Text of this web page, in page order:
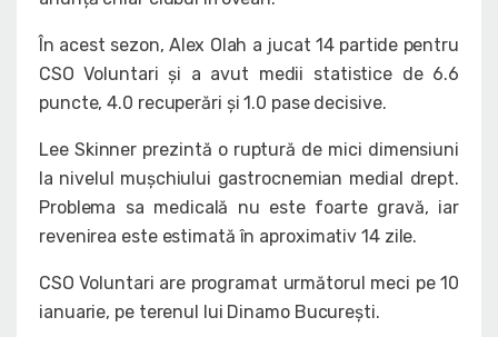
În acest sezon, Alex Olah a jucat 14 partide pentru
CSO Voluntari și a avut medii statistice de 6.6
puncte, 4.0 recuperări și 1.0 pase decisive.
Lee Skinner prezintă o ruptură de mici dimensiuni
la nivelul mușchiului gastrocnemian medial drept.
Problema sa medicală nu este foarte gravă, iar
revenirea este estimată în aproximativ 14 zile.
CSO Voluntari are programat următorul meci pe 10
ianuarie, pe terenul lui Dinamo București.